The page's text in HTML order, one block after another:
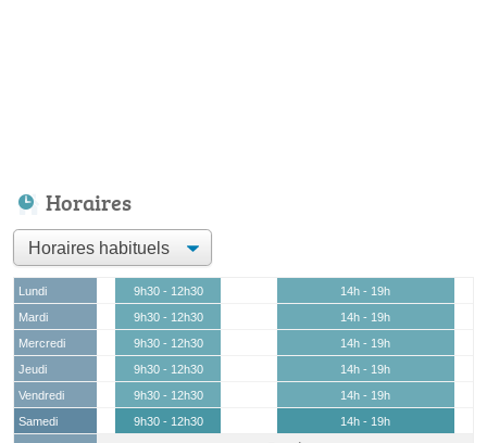
Horaires
Lundi 9h30 - 12h30
14h - 19h
Mardi
9h30 - 12h30
14h - 19h
Mercredi
9h30 - 12h30
14h - 19h
Jeudi
9h30 - 12h30
14h - 19h
Vendredi
9h30 - 12h30
14h - 19h
Samedi
9h30 - 12h30
14h - 19h